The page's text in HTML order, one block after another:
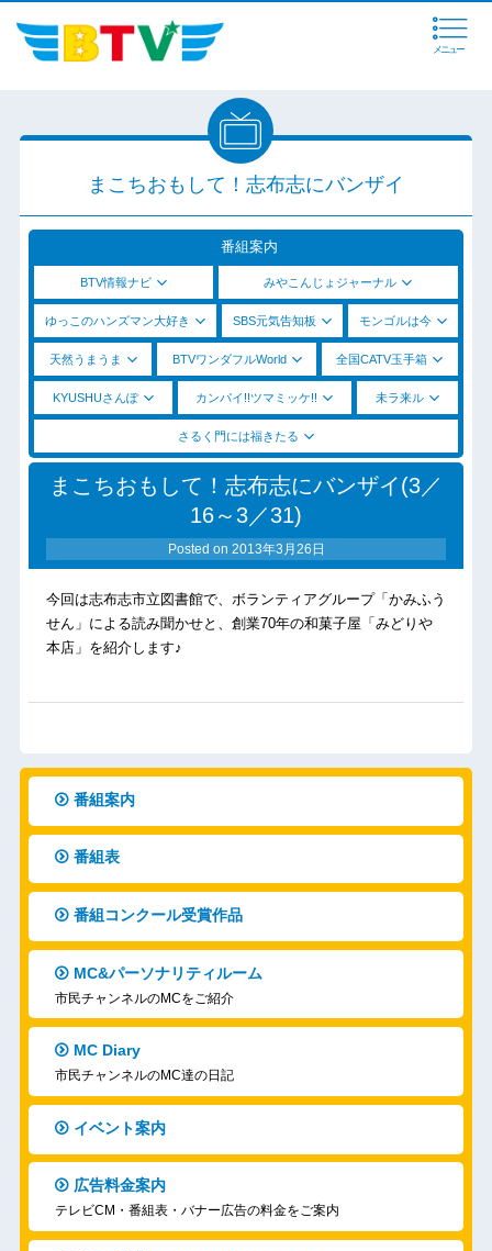
メニュー
まこちおもして！志布志にバンザイ
番組案内
BTV情報ナビ みやこんじょジャーナル
ゆっこのハンズマン大好き SBS元気告知板 モンゴルは今
天然うまうま BTVワンダフルWorld 全国CATV玉手箱
KYUSHUさんぽ カンパイ!!ツマミッケ!! 未ラ来ル
さるく門には福きたる
まこちおもして！志布志にバンザイ(3／
16～3／31)
Posted on 2013年3月26日
今回は志布志市立図書館で、ボランティアグループ「かみふう
せん」による読み聞かせと、創業70年の和菓子屋「みどりや
本店」を紹介します♪
番組案内
番組表
番組コンクール受賞作品
MC&パーソナリティルーム
市民チャンネルのMCをご紹介
MC Diary
市民チャンネルのMC達の日記
イベント案内
広告料金案内
テレビCM・番組表・バナー広告の料金をご案内